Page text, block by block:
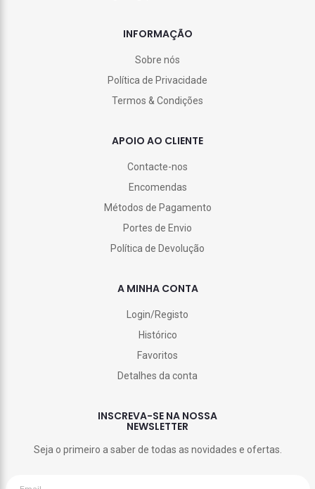
INFORMAÇÃO
Sobre nós
Política de Privacidade
Termos & Condições
APOIO AO CLIENTE
Contacte-nos
Encomendas
Métodos de Pagamento
Portes de Envio
Política de Devolução
A MINHA CONTA
Login/Registo
Histórico
Favoritos
Detalhes da conta
INSCREVA-SE NA NOSSA
NEWSLETTER
Seja o primeiro a saber de todas as novidades e ofertas.